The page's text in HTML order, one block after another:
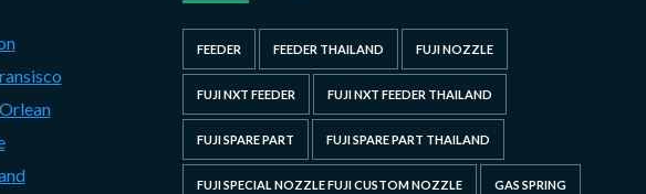
FEEDER FEEDER THAILAND FUJI NOZZLE
FUJI NXT FEEDER FUJI NXT FEEDER THAILAND
FUJI SPARE PART FUJI SPARE PART THAILAND
FUJI SPECIAL NOZZLE FUJI CUSTOM NOZZLE GAS SPRING